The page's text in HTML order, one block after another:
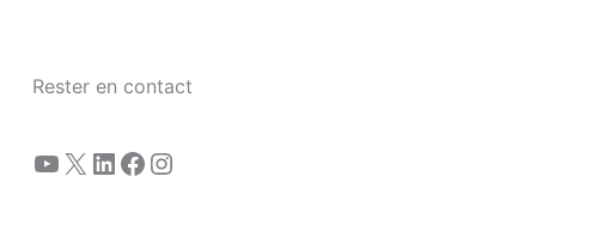
Rester en contact
YouTube X LinkedIn Facebook Instagram